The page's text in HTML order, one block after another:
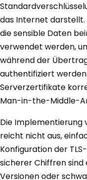
das Internet darstellt.
die sensible Daten
verwendet werden,
während der
authentifiziert
Serverzertifikate
Man-in-the-Middle-
Die Implementierung
reicht nicht aus,
Konfiguration der
sicherer Chiffren sind
Versionen oder